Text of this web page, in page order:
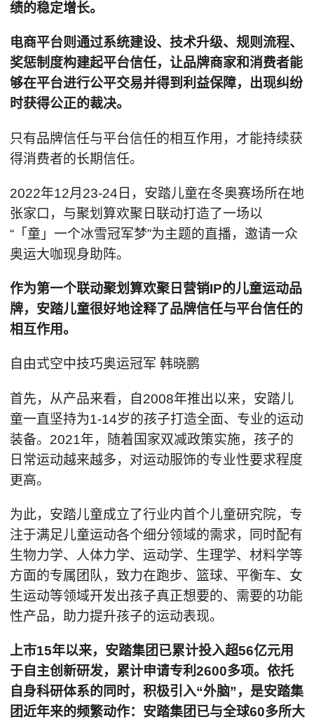
绩的稳定增长。
电商平台则通过系统建设、技术升级、规则流程、
奖惩制度构建起平台信任，让品牌商家和消费者能
够在平台进行公平交易并得到利益保障，出现纠纷
时获得公正的裁决。
只有品牌信任与平台信任的相互作用，才能持续获
得消费者的长期信任。
2022年12月23-24日，安踏儿童在冬奥赛场所在地
张家口，与聚划算欢聚日联动打造了一场以
“「童」一个冰雪冠军梦”为主题的直播，邀请一众
奥运大咖现身助阵。
作为第一个联动聚划算欢聚日营销IP的儿童运动品
牌，安踏儿童很好地诠释了品牌信任与平台信任的
相互作用。
自由式空中技巧奥运冠军 韩晓鹏
首先，从产品来看，自2008年推出以来，安踏儿
童一直坚持为1-14岁的孩子打造全面、专业的运动
装备。2021年，随着国家双减政策实施，孩子的
日常运动越来越多，对运动服饰的专业性要求程度
更高。
为此，安踏儿童成立了行业内首个儿童研究院，专
注于满足儿童运动各个细分领域的需求，同时配有
生物力学、人体力学、运动学、生理学、材料学等
方面的专属团队，致力在跑步、篮球、平衡车、女
生运动等领域开发出孩子真正想要的、需要的功能
性产品，助力提升孩子的运动表现。
上市15年以来，安踏集团已累计投入超56亿元用
于自主创新研发，累计申请专利2600多项。依托
自身科研体系的同时，积极引入“外脑”，是安踏集
团近年来的频繁动作：安踏集团已与全球60多所大